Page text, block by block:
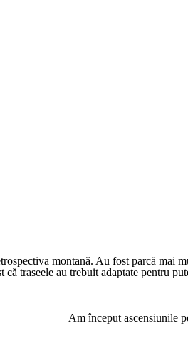
montană. Au fost parcă mai
că traseele au trebuit adaptate pentru
Am început ascensiunile